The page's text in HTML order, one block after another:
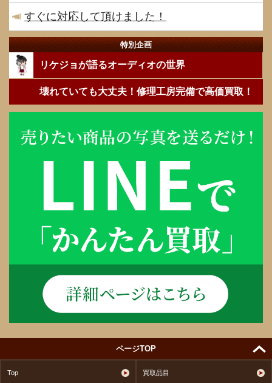
すぐに対応して頂けました！
特別企画
リケジョが語るオーディオの世界
壊れていても大丈夫！修理工房完備で高価買取！
ページTOP
Top 買取品目